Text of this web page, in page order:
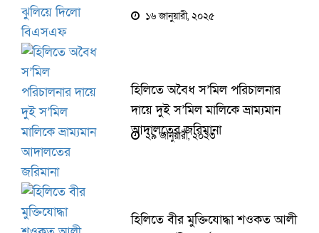
১৬ জানুয়ারী, ২০২৫
হিলিতে অবৈধ স’মিল পরিচালনার
দায়ে দুই স’মিল মালিকে ভ্রাম্যমান
আদালতের জরিমানা
২৯ জানুয়ারী, ২০২৩
হিলিতে বীর মুক্তিযোদ্ধা শওকত আলী